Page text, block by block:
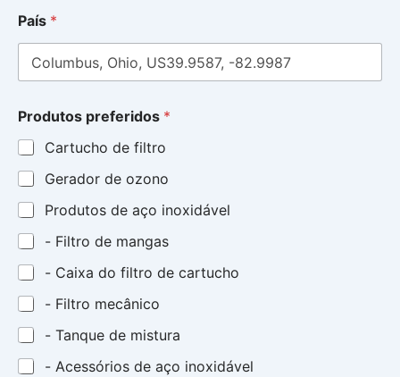
País *
Produtos preferidos *
Cartucho de filtro
Gerador de ozono
Produtos de aço inoxidável
- Filtro de mangas
- Caixa do filtro de cartucho
- Filtro mecânico
- Tanque de mistura
- Acessórios de aço inoxidável